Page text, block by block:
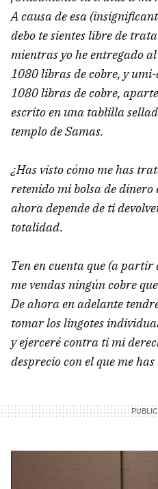
A causa de esa
debo te sientes libre de
mientras yo he entregado
1080 libras de cobre, y
1080 libras de cobre,
escrito en una tablilla
templo de Samas.
¿Has visto cómo me has
retenido mi bolsa de
ahora depende de ti
totalidad.
Ten en cuenta que (a
me vendas ningún cobre
De ahora en adelante
tomar los lingotes
y ejerceré contra ti mi
desprecio con el que me